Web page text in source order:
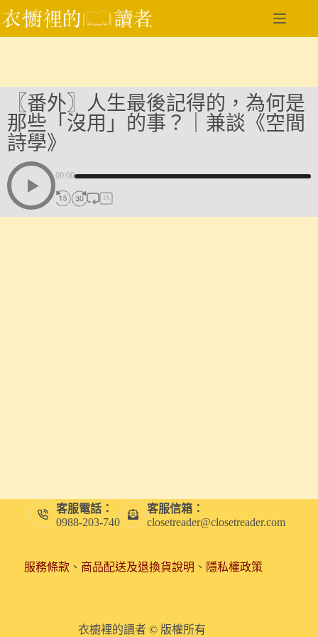
跳
至
〖番外〗人生最後記得的，為何是
那些「沒用」的事？｜兼談《空間
詩學》
00:00
1X
客服電話：
0988-203-740
客服信箱：
closetreader@closetreader.com
服務條款、 商品配送及退換貨說明 、 隱私權政策
衣櫥裡的讀者 © 版權所有